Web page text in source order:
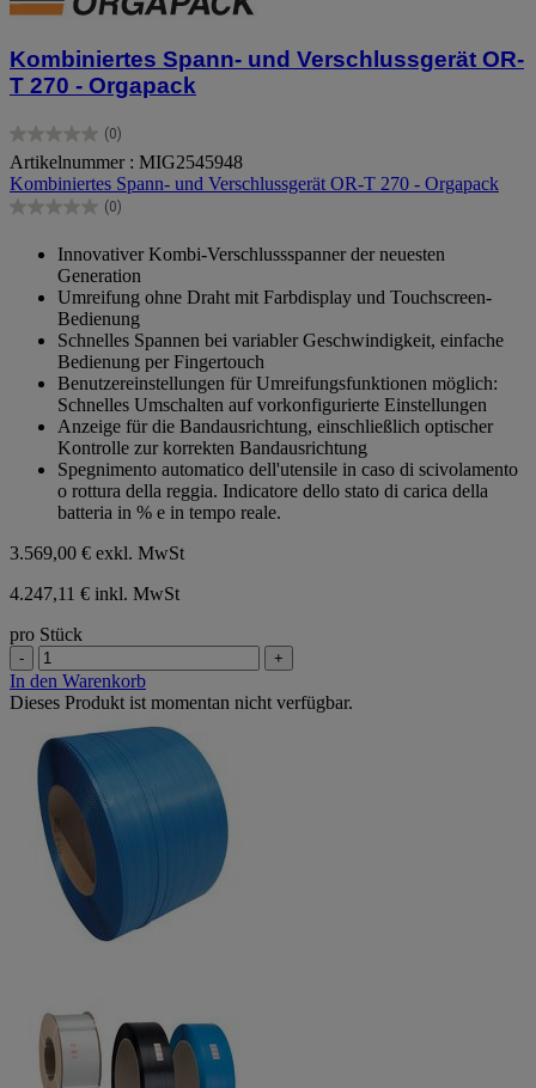
Kombiniertes Spann- und Verschlussgerät OR-
T 270 - Orgapack
(0)
0.0
von
5
Sternen.
Artikelnummer : MIG2545948
Kombiniertes Spann- und Verschlussgerät OR-T 270 - Orgapack
(0)
0.0
Sternen.
Innovativer Kombi-Verschlussspanner der neuesten
Generation
Umreifung ohne Draht mit Farbdisplay und Touchscreen-
Bedienung
Schnelles Spannen bei variabler Geschwindigkeit, einfache
Bedienung per Fingertouch
Benutzereinstellungen für Umreifungsfunktionen möglich:
Schnelles Umschalten auf vorkonfigurierte Einstellungen
Anzeige für die Bandausrichtung, einschließlich optischer
Kontrolle zur korrekten Bandausrichtung
Spegnimento automatico dell'utensile in caso di scivolamento
o rottura della reggia. Indicatore dello stato di carica della
batteria in % e in tempo reale.
3.569,00 € exkl. MwSt
4.247,11 € inkl. MwSt
pro Stück
- +
In den Warenkorb
Dieses Produkt ist momentan nicht verfügbar.